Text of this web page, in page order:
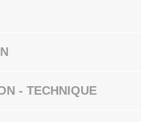
- TECHNIQUE